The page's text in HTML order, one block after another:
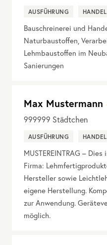
AUSFÜHRUNG HANDEL
Bauschreinerei und
Naturbaustoffen,
Lehmbaustoffen im
Sanierungen
Max Mustermann
999999 Städtchen
AUSFÜHRUNG HANDEL
MUSTEREINTRAG –
Firma:
Hersteller sowie
eigene Herstellung.
zur Anwendung.
möglich.